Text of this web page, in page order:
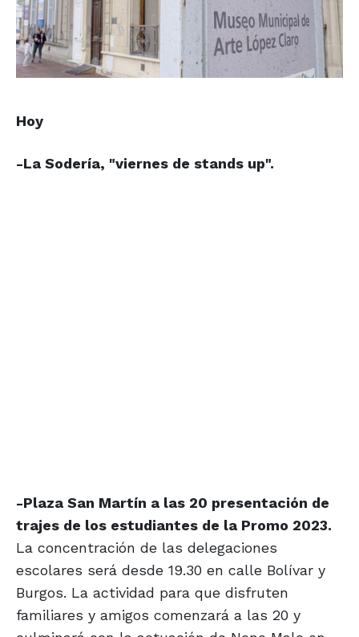
Hoy
-La Sodería, "viernes de stands up".
-Plaza San Martín a las 20 presentación de
trajes de los estudiantes de la Promo 2023.
La concentración de las delegaciones
escolares será desde 19.30 en calle Bolívar y
Burgos. La actividad para que disfruten
familiares y amigos comenzará a las 20 y